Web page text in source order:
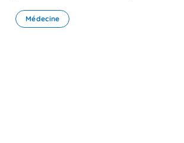
Médecine